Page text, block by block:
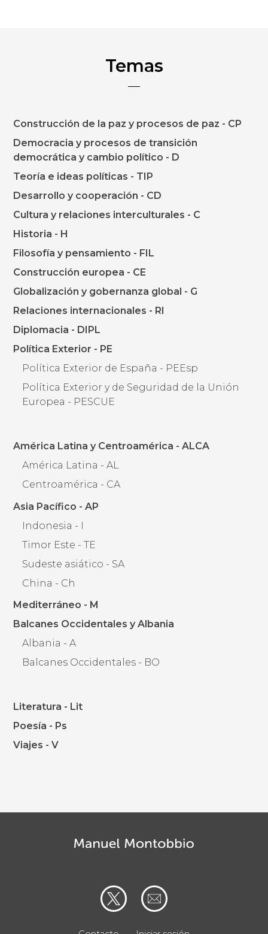
Temas
Construcción de la paz y procesos de paz - CP
Democracia y procesos de transición
democrática y cambio político - D
Teoría e ideas políticas - TIP
Desarrollo y cooperación - CD
Cultura y relaciones interculturales - C
Historia - H
Filosofía y pensamiento - FIL
Construcción europea - CE
Globalización y gobernanza global - G
Relaciones internacionales - RI
Diplomacia - DIPL
Política Exterior - PE
Política Exterior de España - PEEsp
Política Exterior y de Seguridad de la Unión
Europea - PESCUE
América Latina y Centroamérica - ALCA
América Latina - AL
Centroamérica - CA
Asia Pacífico - AP
Indonesia - I
Timor Este - TE
Sudeste asiático - SA
China - Ch
Mediterráneo - M
Balcanes Occidentales y Albania
Albania - A
Balcanes Occidentales - BO
Literatura - Lit
Poesía - Ps
Viajes - V